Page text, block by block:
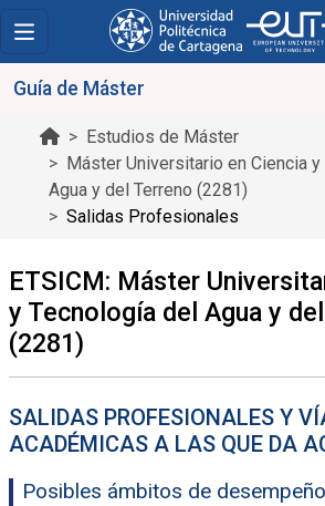
Estudios de Máster
Máster Universitario en Ciencia
Agua y del Terreno (2281)
Salidas Profesionales
Guía de Máster
ETSICM: Máster
y Tecnología del Agua y
(2281)
SALIDAS PROFESIONALES Y
ACADÉMICAS A LAS QUE DA
Posibles ámbitos de